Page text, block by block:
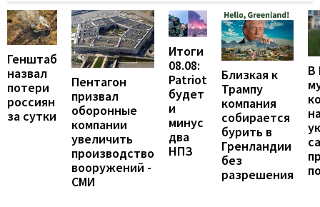
Генштаб
назвал
потери
россиян
за сутки
Пентагон
призвал
оборонные
компании
увеличить
производство
вооружений -
СМИ
Итоги
08.08:
Patriot
будет
и
минус
два
НПЗ
Близкая к
Трампу
компания
собирается
бурить в
Гренландии
без
разрешения
В